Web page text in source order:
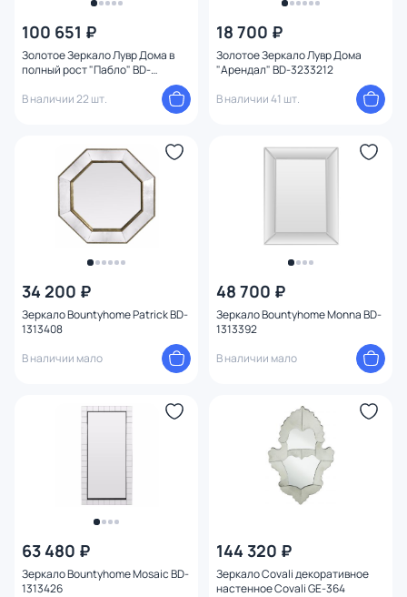
100 651 ₽
Золотое Зеркало Лувр Дома в
полный рост "Пабло" BD-
В наличии 22 шт.
18 700 ₽
Золотое Зеркало Лувр Дома
"Арендал" BD-3233212
В наличии 41 шт.
34 200 ₽
Зеркало Bountyhome Patrick BD-
1313408
В наличии мало
48 700 ₽
Зеркало Bountyhome Monna BD-
1313392
В наличии мало
63 480 ₽
Зеркало Bountyhome Mosaic BD-
1313426
144 320 ₽
Зеркало Covali декоративное
настенное Covali GE-364